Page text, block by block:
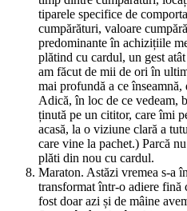
tiparele specifice de
cumpărături, valoare
predominante în achizițiile
plătind cu cardul, un gest
am făcut de mii de ori în
mai profundă a ce înseamnă,
Adică, în loc de ce vedeam,
ținută pe un cititor, care îmi
acasă, la o viziune clară a
care vine la pachet.) Parcă
plăti din nou cu cardul.
Maraton. Astăzi vremea s-a
transformat într-o adiere fină
fost doar azi și de mâine